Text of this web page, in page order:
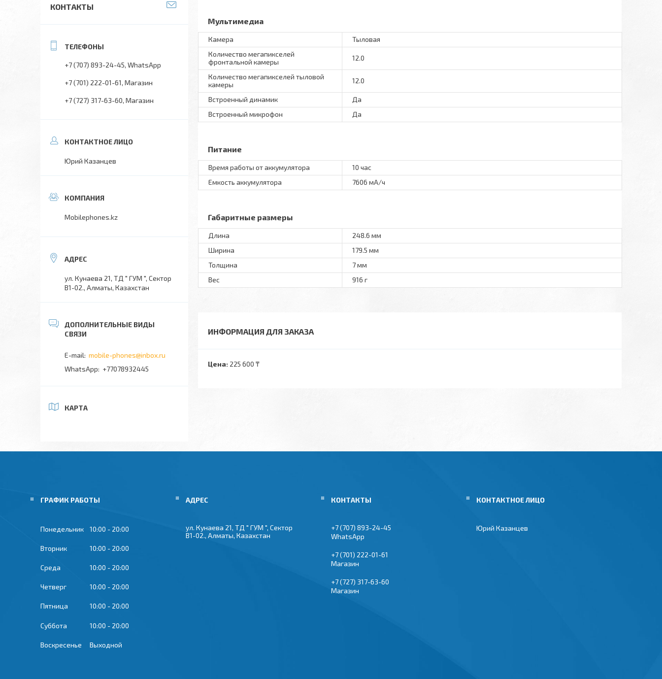
Мультимедиа
Камера
Тыловая
Количество мегапикселей
фронтальной камеры
12.0
Количество мегапикселей тыловой
камеры
12.0
Встроенный динамик
Да
Встроенный микрофон
Да
Питание
Время работы от аккумулятора
10 час
Емкость аккумулятора
7606 мА/ч
Габаритные размеры
Длина
248.6 мм
Ширина
179.5 мм
Толщина
7 мм
Вес
916 г
ИНФОРМАЦИЯ ДЛЯ ЗАКАЗА
Цена: 225 600 ₸
КОНТАКТЫ
+7 (707) 893-24-45 WhatsApp
+7 (701) 222-01-61 Магазин
+7 (727) 317-63-60 Магазин
Юрий Казанцев
Mobilephones.kz
ул. Кунаева 21, ТД " ГУМ ", Сектор
В1-02., Алматы, Казахстан
mobile-phones@inbox.ru
+77078932445
КАРТА
ГРАФИК РАБОТЫ
Понедельник 10:00 20:00
Вторник 10:00 20:00
Среда 10:00 20:00
Четверг 10:00 20:00
Пятница 10:00 20:00
Суббота 10:00 20:00
Воскресенье Выходной
ул. Кунаева 21, ТД " ГУМ ", Сектор
В1-02., Алматы, Казахстан
+7 (707) 893-24-45
WhatsApp
+7 (701) 222-01-61
Магазин
+7 (727) 317-63-60
Магазин
Юрий Казанцев